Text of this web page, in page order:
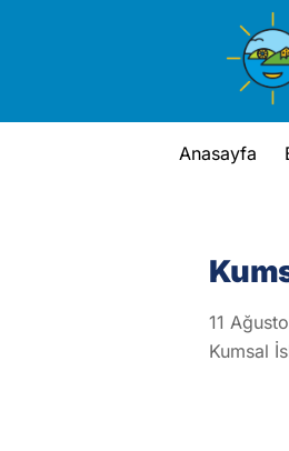
Anasayfa
11
Kumsal